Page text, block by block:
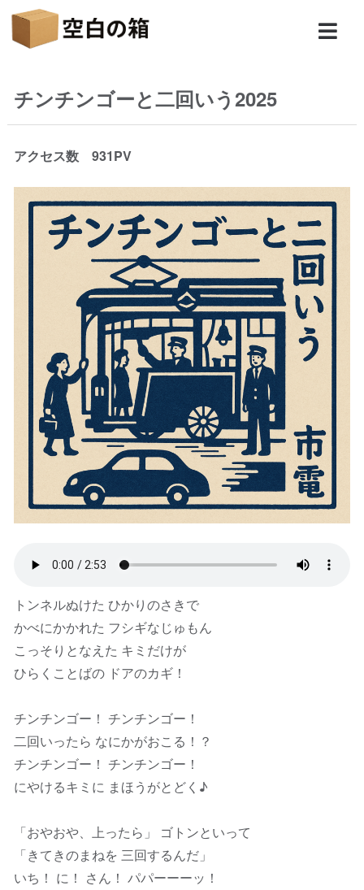
チンチンゴーと二回いう2025
アクセス数 931PV
トンネルぬけた ひかりのさきで
かべにかかれた フシギなじゅもん
こっそりとなえた キミだけが
ひらくことばの ドアのカギ！
チンチンゴー！ チンチンゴー！
二回いったら なにかがおこる！？
チンチンゴー！ チンチンゴー！
にやけるキミに まほうがとどく♪
「おやおや、上ったら」 ゴトンといって
「きてきのまねを 三回するんだ」
いち！ に！ さん！ パパーーーッ！